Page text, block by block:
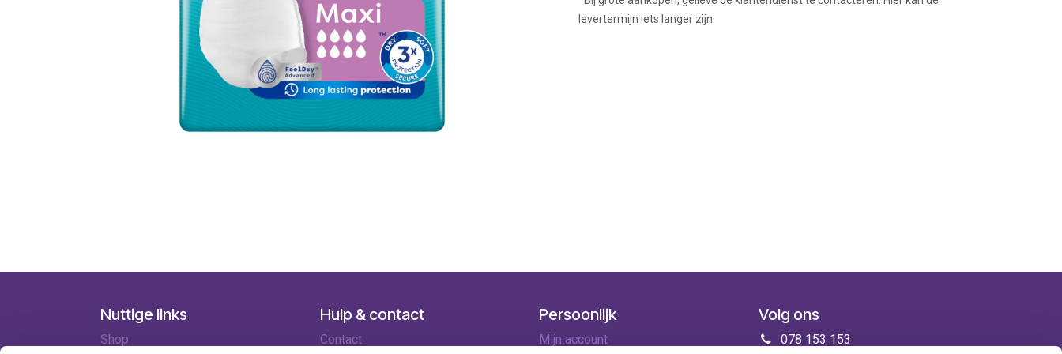
levertermijn iets langer zijn.
Nuttige links
Shop
Hulp & contact
Contact
Persoonlijk
Mijn account
Volg ons
078 153 153